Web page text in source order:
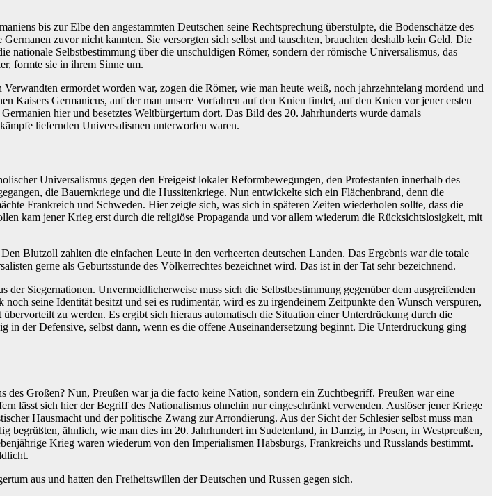
bis zur Elbe den angestammten Deutschen seine Rechtsprechung überstülpte, die Bodenschätze des
zuvor nicht kannten. Sie versorgten sich selbst und tauschten, brauchten deshalb kein Geld. Die
Selbstbestimmung über die unschuldigen Römer, sondern der römische Universalismus, das
formte sie in ihrem Sinne um.
ermordet worden war, zogen die Römer, wie man heute weiß, noch jahrzehntelang mordend und
Kaisers Germanicus, auf der man unsere Vorfahren auf den Knien findet, auf den Knien vor jener ersten
hier und besetztes Weltbürgertum dort. Das Bild des 20. Jahrhunderts wurde damals
liefernden Universalismen unterworfen waren.
Universalismus gegen den Freigeist lokaler Reformbewegungen, den Protestanten innerhalb des
die Bauernkriege und die Hussitenkriege. Nun entwickelte sich ein Flächenbrand, denn die
Frankreich und Schweden. Hier zeigte sich, was sich in späteren Zeiten wiederholen sollte, dass die
kam jener Krieg erst durch die religiöse Propaganda und vor allem wiederum die Rücksichtslosigkeit, mit
Blutzoll zahlten die einfachen Leute in den verheerten deutschen Landen. Das Ergebnis war die totale
gerne als Geburtsstunde des Völkerrechtes bezeichnet wird. Das ist in der Tat sehr bezeichnend.
Siegernationen. Unvermeidlicherweise muss sich die Selbstbestimmung gegenüber dem ausgreifenden
seine Identität besitzt und sei es rudimentär, wird es zu irgendeinem Zeitpunkte den Wunsch verspüren,
zu werden. Es ergibt sich hieraus automatisch die Situation einer Unterdrückung durch die
in der Defensive, selbst dann, wenn es die offene Auseinandersetzung beginnt. Die Unterdrückung ging
Großen? Nun, Preußen war ja die facto keine Nation, sondern ein Zuchtbegriff. Preußen war eine
lässt sich hier der Begriff des Nationalismus ohnehin nur eingeschränkt verwenden. Auslöser jener Kriege
Hausmacht und der politische Zwang zur Arrondierung. Aus der Sicht der Schlesier selbst muss man
begrüßten, ähnlich, wie man dies im 20. Jahrhundert im Sudetenland, in Danzig, in Posen, in Westpreußen,
Krieg waren wiederum von den Imperialismen Habsburgs, Frankreichs und Russlands bestimmt.
aus und hatten den Freiheitswillen der Deutschen und Russen gegen sich.